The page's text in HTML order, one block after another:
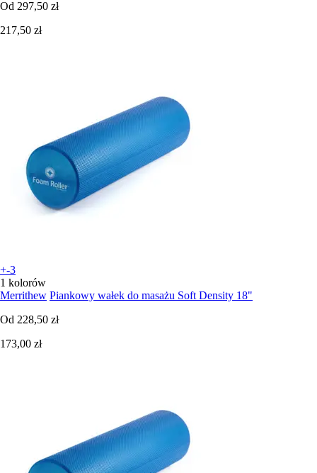
Od 297,50 zł
217,50 zł
+-3
1 kolorów
Merrithew Piankowy wałek do masażu Soft Density 18"
Od 228,50 zł
173,00 zł